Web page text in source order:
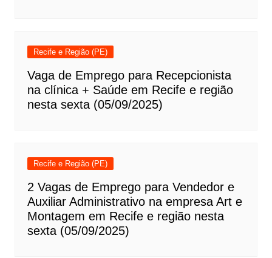
Recife e Região (PE)
Vaga de Emprego para Recepcionista
na clínica + Saúde em Recife e região
nesta sexta (05/09/2025)
Recife e Região (PE)
2 Vagas de Emprego para Vendedor e
Auxiliar Administrativo na empresa Art e
Montagem em Recife e região nesta
sexta (05/09/2025)